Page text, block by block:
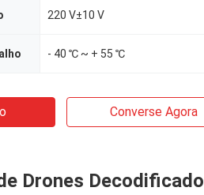
220 V±10 V
- 40 ℃ ~ + 55 ℃
Converse Agora
Drones Decodificado